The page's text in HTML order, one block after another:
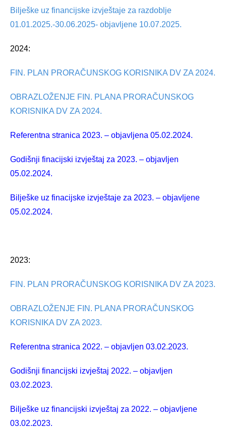
Bilješke uz financijske izvještaje za razdoblje
01.01.2025.-30.06.2025- objavljene 10.07.2025.
2024:
FIN. PLAN PRORAČUNSKOG KORISNIKA DV ZA 2024.
OBRAZLOŽENJE FIN. PLANA PRORAČUNSKOG
KORISNIKA DV ZA 2024.
Referentna stranica 2023. – objavljena 05.02.2024.
Godišnji finacijski izvještaj za 2023. – objavljen
05.02.2024.
Bilješke uz finacijske izvještaje za 2023. – objavljene
05.02.2024.
2023:
FIN. PLAN PRORAČUNSKOG KORISNIKA DV ZA 2023.
OBRAZLOŽENJE FIN. PLANA PRORAČUNSKOG
KORISNIKA DV ZA 2023.
Referentna stranica 2022. – objavljen 03.02.2023.
Godišnji financijski izvještaj 2022. – objavljen
03.02.2023.
Bilješke uz financijski izvještaj za 2022. – objavljene
03.02.2023.